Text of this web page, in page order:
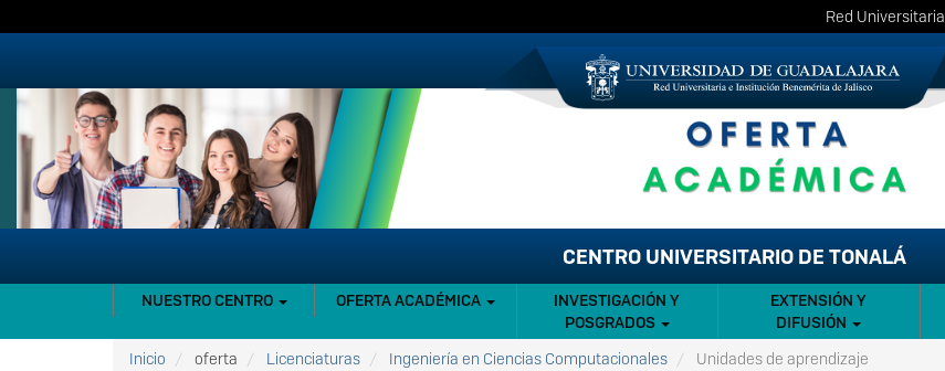
al
Red Universitaria
CENTRO UNIVERSITARIO DE TONALÁ
NAVEGACIÓN
PRINCIPAL
NUESTRO CENTRO OFERTA ACADÉMICA
INVESTIGACIÓN Y
POSGRADOS
EXTENSIÓN Y
DIFUSIÓN
Inicio
oferta Licenciaturas Ingeniería en Ciencias Computacionales Unidades de aprendizaje